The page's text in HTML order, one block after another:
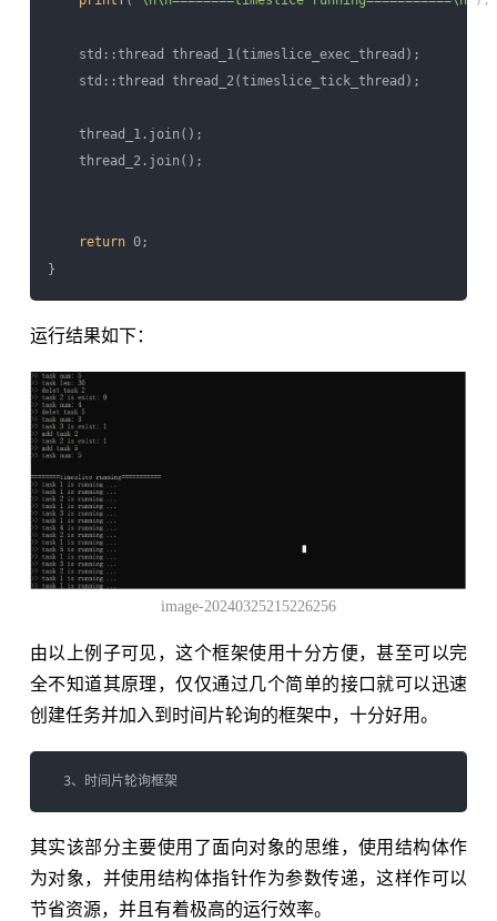
std::thread thread_1(timeslice_exec_thread);
std::thread thread_2(timeslice_tick_thread);
thread_1.join();
thread_2.join();
return 0;
运行结果如下：
image-20240325215226256
由以上例子可见，这个框架使用十分方便，甚至可以完
全不知道其原理，仅仅通过几个简单的接口就可以迅速
创建任务并加入到时间片轮询的框架中，十分好用。
其实该部分主要使用了面向对象的思维，使用结构体作
为对象，并使用结构体指针作为参数传递，这样作可以
节省资源，并且有着极高的运行效率。